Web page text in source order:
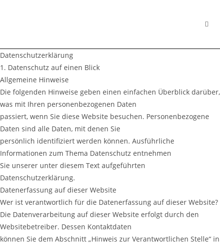
Datenschutzerklärung
1. Datenschutz auf einen Blick
Allgemeine Hinweise
Die folgenden Hinweise geben einen einfachen Überblick darüber,
was mit Ihren personenbezogenen Daten
passiert, wenn Sie diese Website besuchen. Personenbezogene
Daten sind alle Daten, mit denen Sie
persönlich identifiziert werden können. Ausführliche
Informationen zum Thema Datenschutz entnehmen
Sie unserer unter diesem Text aufgeführten
Datenschutzerklärung.
Datenerfassung auf dieser Website
Wer ist verantwortlich für die Datenerfassung auf dieser Website?
Die Datenverarbeitung auf dieser Website erfolgt durch den
Websitebetreiber. Dessen Kontaktdaten
können Sie dem Abschnitt „Hinweis zur Verantwortlichen Stelle“ in